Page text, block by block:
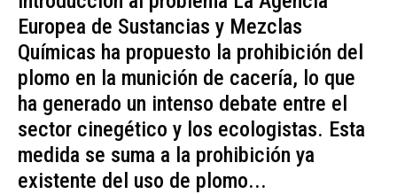
Europea de Sustancias y Mezclas
Químicas ha propuesto la prohibición del
plomo en la munición de cacería, lo que
ha generado un intenso debate entre el
sector cinegético y los ecologistas. Esta
medida se suma a la prohibición ya
existente del uso de plomo...